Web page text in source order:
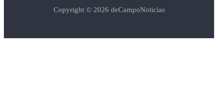
Copyright © 2026 deCampoNoticias